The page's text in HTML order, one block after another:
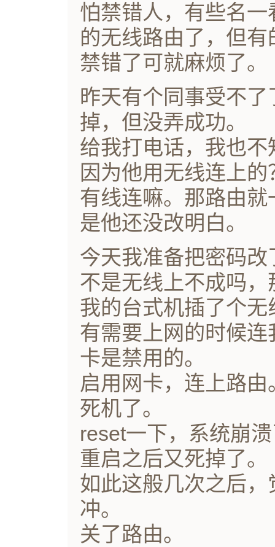
怕禁错人，有些名
的无线路由了，但
禁错了可就麻烦了。
昨天有个同事受不
掉，但没弄成功。
给我打电话，我也
因为他用无线连上
有线连嘛。那路由
是他还没改明白。
今天我准备把密码改
不是无线上不成吗
我的台式机插了个
有需要上网的时候
卡是禁用的。
启用网卡，连上路由
死机了。
reset一下，系统崩
重启之后又死掉了。
如此这般几次之后
冲。
关了路由。